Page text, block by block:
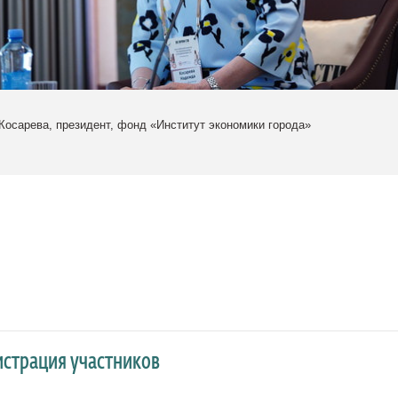
президент, фонд «Институт экономики города»
участников